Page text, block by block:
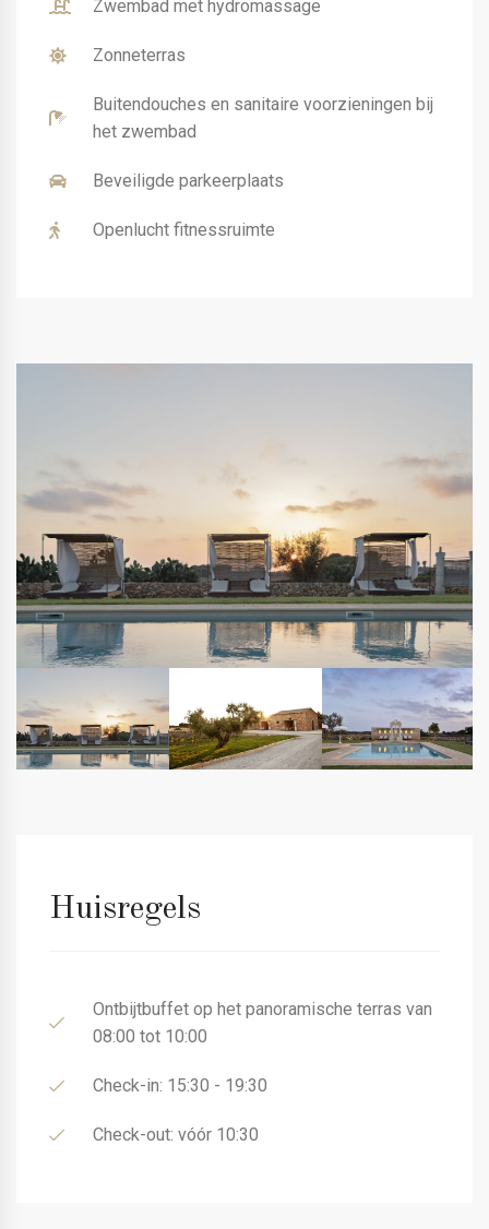
Zwembad met hydromassage
Zonneterras
Buitendouches en sanitaire voorzieningen bij
het zwembad
Beveiligde parkeerplaats
Openlucht fitnessruimte
Huisregels
Ontbijtbuffet op het panoramische terras van
08:00 tot 10:00
Check-in: 15:30 - 19:30
Check-out: vóór 10:30